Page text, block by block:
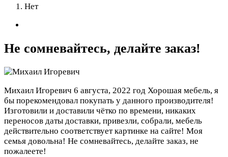
Нет
Не сомневайтесь, делайте заказ!
Михаил Игоревич 6 августа, 2022 год Хорошая мебель, я
бы порекомендовал покупать у данного производителя!
Изготовили и доставили чётко по времени, никаких
переносов даты доставки, привезли, собрали, мебель
действительно соответствует картинке на сайте! Моя
семья довольна! Не сомневайтесь, делайте заказ, не
пожалеете!